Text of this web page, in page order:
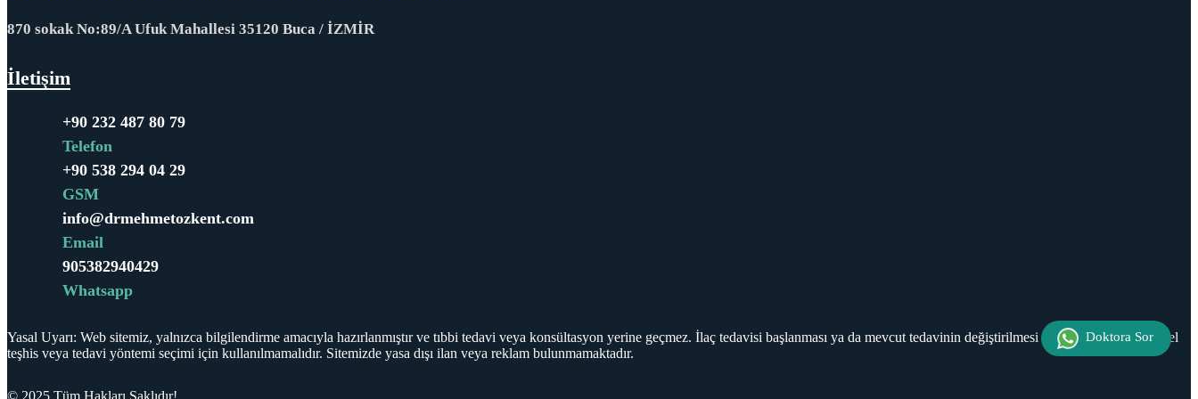
Doktora Sor
870 sokak No:89/A Ufuk Mahallesi 35120 Buca / İZMİR
İletişim
+90 232 487 80 79
Telefon
+90 538 294 04 29
GSM
info@drmehmetozkent.com
Email
905382940429
Whatsapp
Yasal Uyarı: Web sitemiz, yalnızca bilgilendirme amacıyla hazırlanmıştır ve tıbbi tedavi veya konsültasyon yerine geçmez. İlaç tedavisi başlanması ya da mevcut tedavinin değiştirilmesi önerilmez. İçerik, kişisel
teşhis veya tedavi yöntemi seçimi için kullanılmamalıdır. Sitemizde yasa dışı ilan veya reklam bulunmamaktadır.
© 2025 Tüm Hakları Saklıdır!